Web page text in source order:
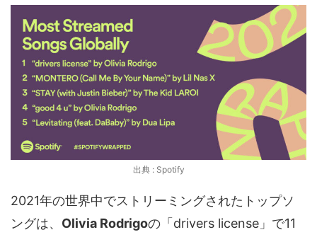
出典 : Spotify
2021年の世界中でストリーミングされたトップソ
ングは、 Olivia Rodrigoの「drivers license」で11